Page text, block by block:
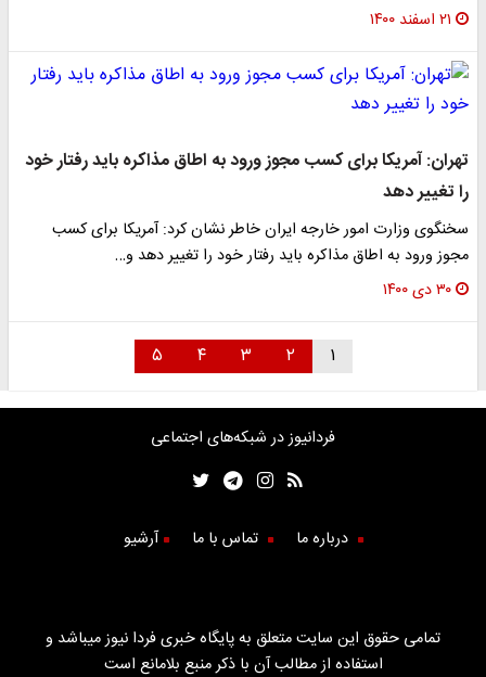
۲۱ اسفند ۱۴۰۰
تهران: آمریکا برای کسب مجوز ورود به اطاق مذاکره باید رفتار خود
را تغییر دهد
سخنگوی وزارت امور خارجه ایران خاطر نشان کرد: آمریکا برای کسب
مجوز ورود به اطاق مذاکره باید رفتار خود را تغییر دهد و…
۳۰ دی ۱۴۰۰
۱ ۲ ۳ ۴ ۵
فردانیوز در شبکه‌های اجتماعی
درباره ما تماس با ما آرشیو
تمامی حقوق این سایت متعلق به پایگاه خبری فردا نیوز میباشد و
استفاده از مطالب آن با ذکر منبع بلامانع است